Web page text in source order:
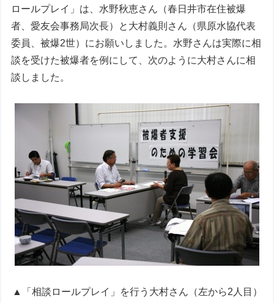
ロールプレイ」は、水野秋恵さん（春日井市在住被爆
者、愛友会事務局次長）と大村義則さん（県原水協代表
委員、被爆2世）にお願いしました。水野さんは実際に相
談を受けた被爆者を例にして、次のように大村さんに相
談しました。
▲「相談ロールプレイ」を行う大村さん（左から2人目）